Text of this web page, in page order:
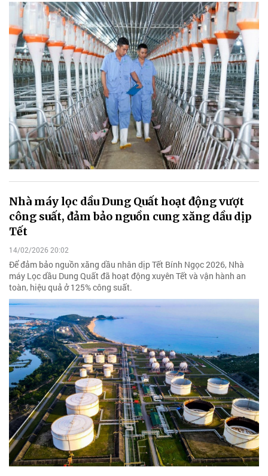
Nhà máy lọc dầu Dung Quất hoạt động vượt
công suất, đảm bảo nguồn cung xăng dầu dịp
Tết
14/02/2026 20:02
Để đảm bảo nguồn xăng dầu nhân dịp Tết Bính Ngọc 2026, Nhà
máy Lọc dầu Dung Quất đã hoạt động xuyên Tết và vận hành an
toàn, hiệu quả ở 125% công suất.